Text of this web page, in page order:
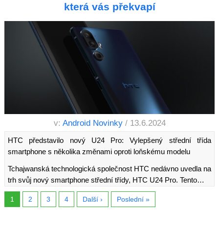
která vás překvapí
v: Android Novinky / 13.6.2024
HTC představilo nový U24 Pro: Vylepšený střední třída
smartphone s několika změnami oproti loňskému modelu
Tchajwanská technologická společnost HTC nedávno uvedla na
trh svůj nový smartphone střední třídy, HTC U24 Pro. Tento…
1 2 3 4 Další › Poslední »